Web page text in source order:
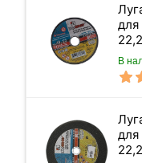
для
В
для
Количество
Вес одной
Вес 6 метр,